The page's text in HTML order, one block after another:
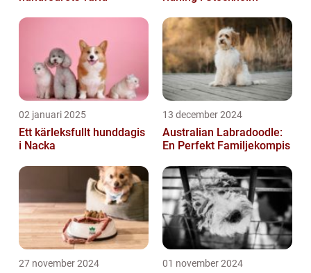
02 januari 2025
Ett kärleksfullt hunddagis
i Nacka
13 december 2024
Australian Labradoodle:
En Perfekt Familjekompis
27 november 2024 01 november 2024